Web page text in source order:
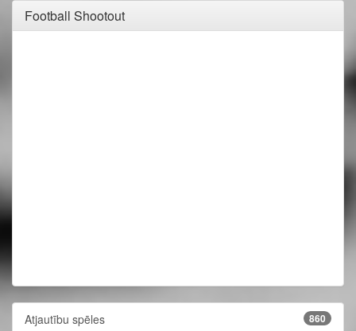
Football Shootout
Atjautību spēles 860